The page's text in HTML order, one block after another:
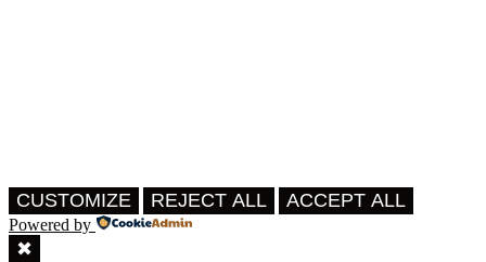
CUSTOMIZE REJECT ALL ACCEPT ALL
Powered by
✖